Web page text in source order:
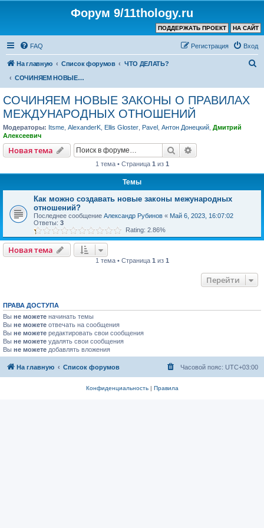
Форум 9/11thology.ru
НА САЙТ
ПОДДЕРЖАТЬ ПРОЕКТ
FAQ Вход
Регистрация
На главную Список форумов
ЧТО ДЕЛАТЬ?
СОЧИНЯЕМ НОВЫЕ ЗАКОНЫ О ПРАВИЛАХ МЕЖДУНАРОДНЫХ ОТНОШЕНИЙ
СОЧИНЯЕМ НОВЫЕ ЗАКОНЫ О ПРАВИЛАХ
МЕЖДУНАРОДНЫХ ОТНОШЕНИЙ
Модераторы: Itsme AlexanderK Ellis Gloster Pavel Антон Донецкий Дмитрий
Алексеевич
Новая тема Поиск
1 тема • Страница 1 из 1
Темы
Как можно создавать новые законы межународных
отношений?
Последнее сообщение Александр Рубинов « Май 6, 2023, 16:07:02
Ответы: 3
Rating: 2.86%
Новая тема
1 тема • Страница 1 из 1
Перейти
ПРАВА ДОСТУПА
Вы не можете начинать темы
Вы не можете отвечать на сообщения
Вы не можете редактировать свои сообщения
Вы не можете удалять свои сообщения
Вы не можете добавлять вложения
На главную Список форумов Часовой пояс: UTC+03:00
Конфиденциальность| Правила